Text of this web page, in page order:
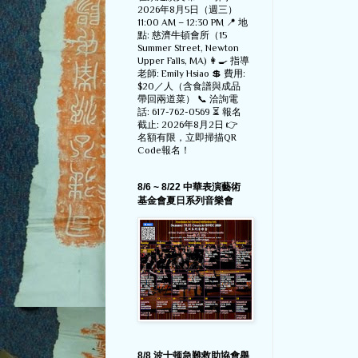
2026年8月5日（週三）
11:00 AM – 12:30 PM 📍 地
點: 慈濟牛頓會所（15
Summer Street, Newton
Upper Falls, MA) 👩‍🍳 指導
老師: Emily Hsiao 💲 費用:
$20／人（含食譜與成品
帶回兩道菜） 📞 洽詢電
話: 617-762-0569 ⏳ 報名
截止: 2026年8月2日 👉
名額有限，立即掃描QR
Code報名！
8/6 ~ 8/22 中華表演藝術
基金會夏日系列音樂會
8/8 波士顿急難救助協會舉